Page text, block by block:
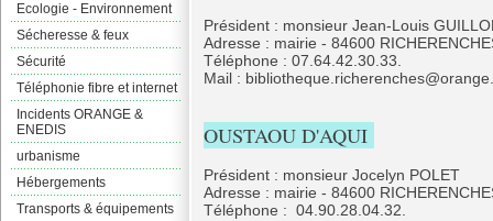
Ecologie - Environnement
Sécheresse & feux
Sécurité
Téléphonie fibre et internet
Incidents ORANGE &
ENEDIS
urbanisme
Hébergements
Transports & équipements
Président : monsieur Jean-Louis
Adresse : mairie - 84600
Téléphone : 07.64.42.30.33.
Mail :
OUSTAOU D'AQUI
Président : monsieur Jocelyn POLET
Adresse : mairie - 84600
Téléphone : 04.90.28.04.32.